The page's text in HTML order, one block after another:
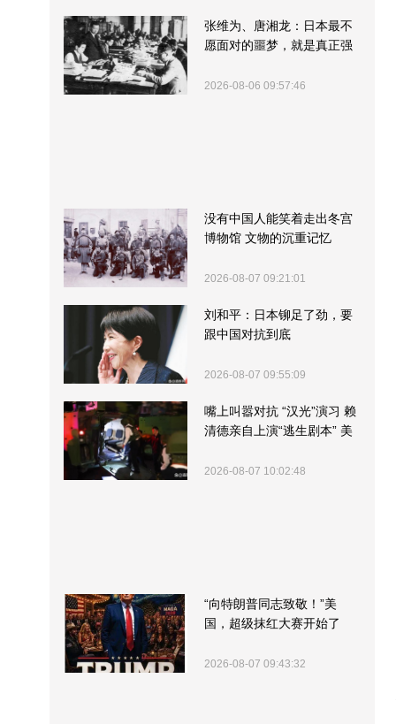
张维为、唐湘龙：日本最不
愿面对的噩梦，就是真正强
2026-08-06 09:57:46
没有中国人能笑着走出冬宫
博物馆 文物的沉重记忆
2026-08-07 09:21:01
刘和平：日本铆足了劲，要
跟中国对抗到底
2026-08-07 09:55:09
嘴上叫嚣对抗 “汉光”演习 赖
清德亲自上演“逃生剧本” 美
2026-08-07 10:02:48
“向特朗普同志致敬！”美
国，超级抹红大赛开始了
2026-08-07 09:43:32